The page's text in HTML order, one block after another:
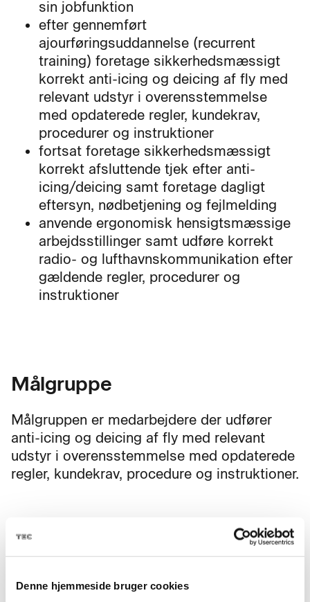
Denne hjemmeside bruger cookies
sin jobfunktion
efter gennemført
ajourføringsuddannelse (recurrent
training) foretage sikkerhedsmæssigt
korrekt anti-icing og deicing af fly med
relevant udstyr i overensstemmelse
med opdaterede regler, kundekrav,
procedurer og instruktioner
fortsat foretage sikkerhedsmæssigt
korrekt afsluttende tjek efter anti-
icing/deicing samt foretage dagligt
eftersyn, nødbetjening og fejlmelding
anvende ergonomisk hensigtsmæssige
arbejdsstillinger samt udføre korrekt
radio- og lufthavnskommunikation efter
gældende regler, procedurer og
instruktioner
Målgruppe
Målgruppen er medarbejdere der udfører
anti-icing og deicing af fly med relevant
udstyr i overensstemmelse med opdaterede
regler, kundekrav, procedure og instruktioner.
Mål